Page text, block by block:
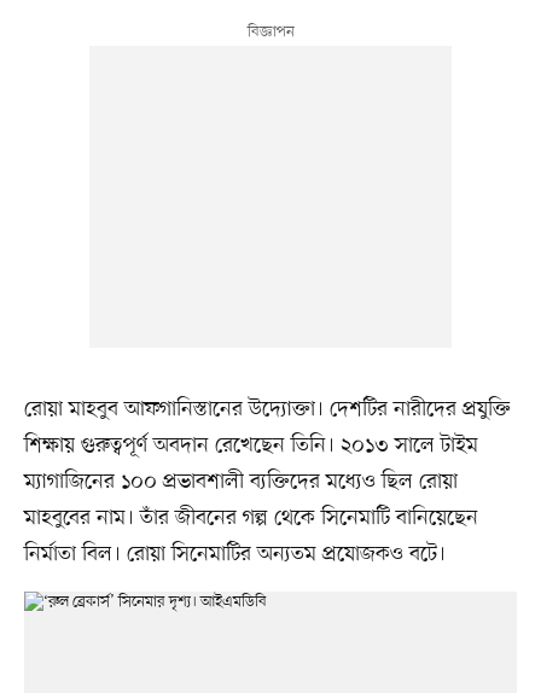
রোয়া মাহবুব আফগানিস্তানের উদ্যোক্তা। দেশটির নারীদের প্রযুক্তি
শিক্ষায় গুরুত্বপূর্ণ অবদান রেখেছেন তিনি। ২০১৩ সালে টাইম
ম্যাগাজিনের ১০০ প্রভাবশালী ব্যক্তিদের মধ্যেও ছিল রোয়া
মাহবুবের নাম। তাঁর জীবনের গল্প থেকে সিনেমাটি বানিয়েছেন
নির্মাতা বিল। রোয়া সিনেমাটির অন্যতম প্রযোজকও বটে।